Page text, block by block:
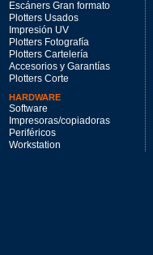
Escáners Gran formato
Plotters Usados
Impresión UV
Plotters Fotografía
Plotters Cartelería
Accesorios y Garantías
Plotters Corte
HARDWARE
Software
Impresoras/copiadoras
Periféricos
Workstation